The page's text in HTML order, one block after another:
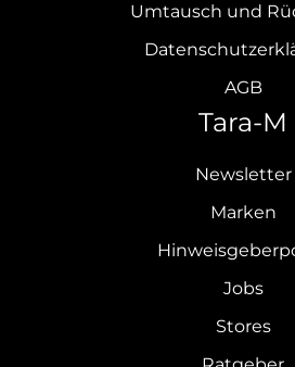
Umtausch und
AGB
Tara-M
Newsletter
Marken
Jobs
Stores